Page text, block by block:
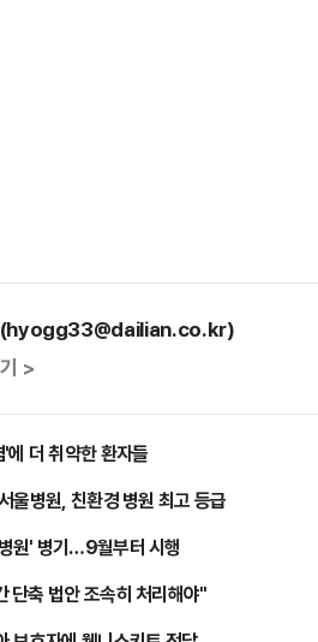
(hyogg33@dailian.co.kr)
>
더 취약한 환자들
병원, 친환경 병원 최고 등급
원' 병기…9월부터 시행
단축 법안 조속히 처리해야"